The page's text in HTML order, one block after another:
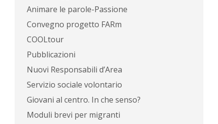
Animare le parole-Passione
Convegno progetto FARm
COOLtour
Pubblicazioni
Nuovi Responsabili d’Area
Servizio sociale volontario
Giovani al centro. In che senso?
Moduli brevi per migranti